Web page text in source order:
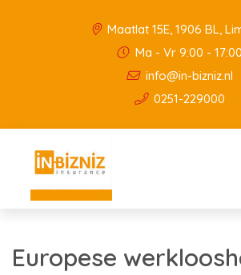
Maatlat 15E, 1906 BL,
Ma - Vr 9:00 - 17:00
info@in-bizniz.nl
0251-229000
Europese